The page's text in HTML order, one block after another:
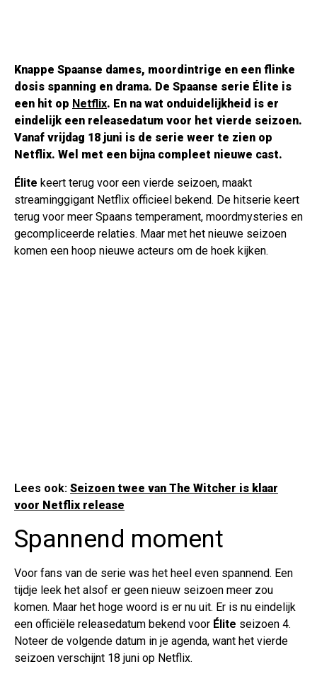
Knappe Spaanse dames, moordintrige en een flinke
dosis spanning en drama. De Spaanse serie Élite is
een hit op Netflix. En na wat onduidelijkheid is er
eindelijk een releasedatum voor het vierde seizoen.
Vanaf vrijdag 18 juni is de serie weer te zien op
Netflix. Wel met een bijna compleet nieuwe cast.
Élite keert terug voor een vierde seizoen, maakt
streaminggigant Netflix officieel bekend. De hitserie keert
terug voor meer Spaans temperament, moordmysteries en
gecompliceerde relaties. Maar met het nieuwe seizoen
komen een hoop nieuwe acteurs om de hoek kijken.
Lees ook: Seizoen twee van The Witcher is klaar
voor Netflix release
Spannend moment
Voor fans van de serie was het heel even spannend. Een
tijdje leek het alsof er geen nieuw seizoen meer zou
komen. Maar het hoge woord is er nu uit. Er is nu eindelijk
een officiële releasedatum bekend voor Élite seizoen 4.
Noteer de volgende datum in je agenda, want het vierde
seizoen verschijnt 18 juni op Netflix.